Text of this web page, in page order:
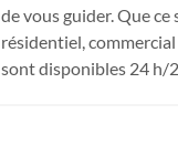
de vous guider. Que
résidentiel,
sont disponibles 24 h/